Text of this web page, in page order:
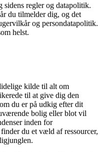
sidens regler og datapolitik.
du tilmelder dig, og det
og persondatapolitik.
helst.
kilde til alt om
til at give dig den
du er på udkig efter dit
bolig eller blot vil
inden for
du et væld af ressourcer,